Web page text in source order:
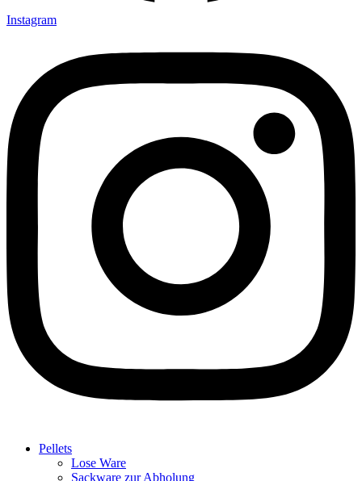
Instagram
Pellets
Lose Ware
Sackware zur Abholung